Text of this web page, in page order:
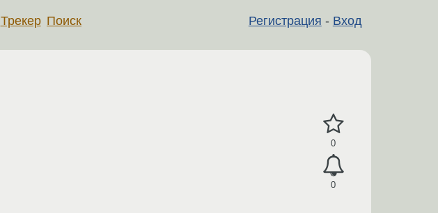
Регистрация - Вход
Трекер Поиск
0
0